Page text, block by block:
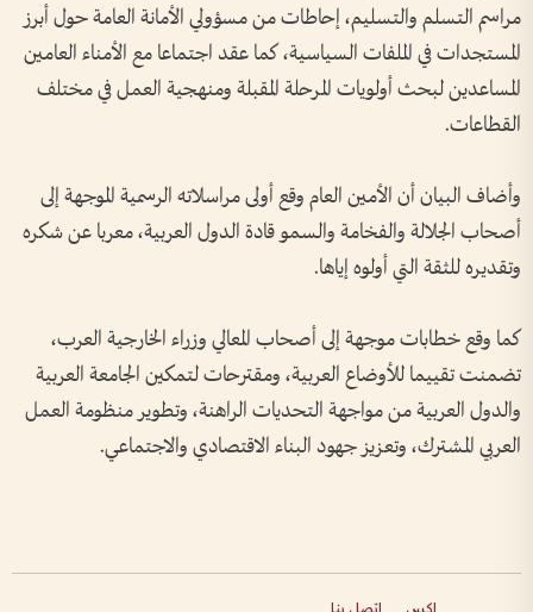
مراسم التسلم والتسليم، إحاطات من مسؤولي الأمانة العامة حول أبرز
المستجدات في الملفات السياسية، كما عقد اجتماعا مع الأمناء العامين
المساعدين لبحث أولويات المرحلة المقبلة ومنهجية العمل في مختلف
القطاعات.
وأضاف البيان أن الأمين العام وقع أولى مراسلاته الرسمية الموجهة إلى
أصحاب الجلالة والفخامة والسمو قادة الدول العربية، معربا عن شكره
وتقديره للثقة التي أولوه إياها.
كما وقع خطابات موجهة إلى أصحاب المعالي وزراء الخارجية العرب،
تضمنت تقييما للأوضاع العربية، ومقترحات لتمكين الجامعة العربية
والدول العربية من مواجهة التحديات الراهنة، وتطوير منظومة العمل
العربي المشترك، وتعزيز جهود البناء الاقتصادي والاجتماعي.
إكس اتصل بنا